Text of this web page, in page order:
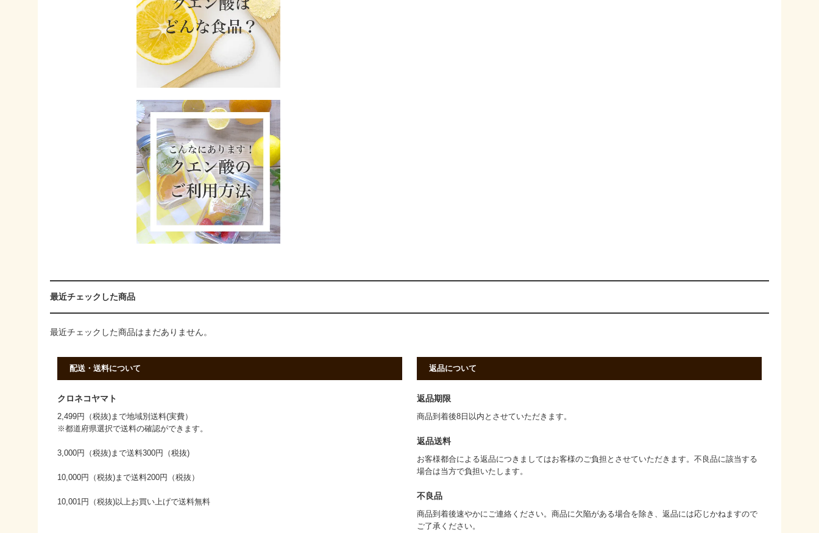
最近チェックした商品
最近チェックした商品はまだありません。
配送・送料について
クロネコヤマト
2,499円（税抜)まで地域別送料(実費）
※都道府県選択で送料の確認ができます。
3,000円（税抜)まで送料300円（税抜)
10,000円（税抜)まで送料200円（税抜）
10,001円（税抜)以上お買い上げで送料無料
返品について
返品期限
商品到着後8日以内とさせていただきます。
返品送料
お客様都合による返品につきましてはお客様のご負担とさせていただきます。不良品に該当する
場合は当方で負担いたします。
不良品
商品到着後速やかにご連絡ください。商品に欠陥がある場合を除き、返品には応じかねますので
ご了承ください。